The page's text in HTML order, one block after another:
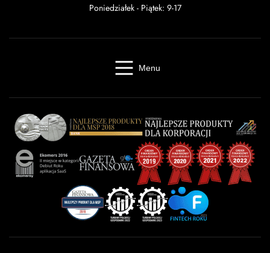
Poniedziałek - Piątek: 9-17
Menu
Baza wiedzyKontaktKalkulator odsetekMiastaPartnerzyFAQRegulaminOWU